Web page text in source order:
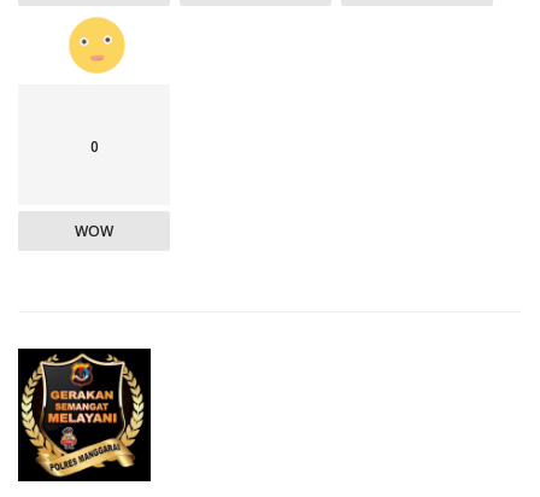
0
WOW